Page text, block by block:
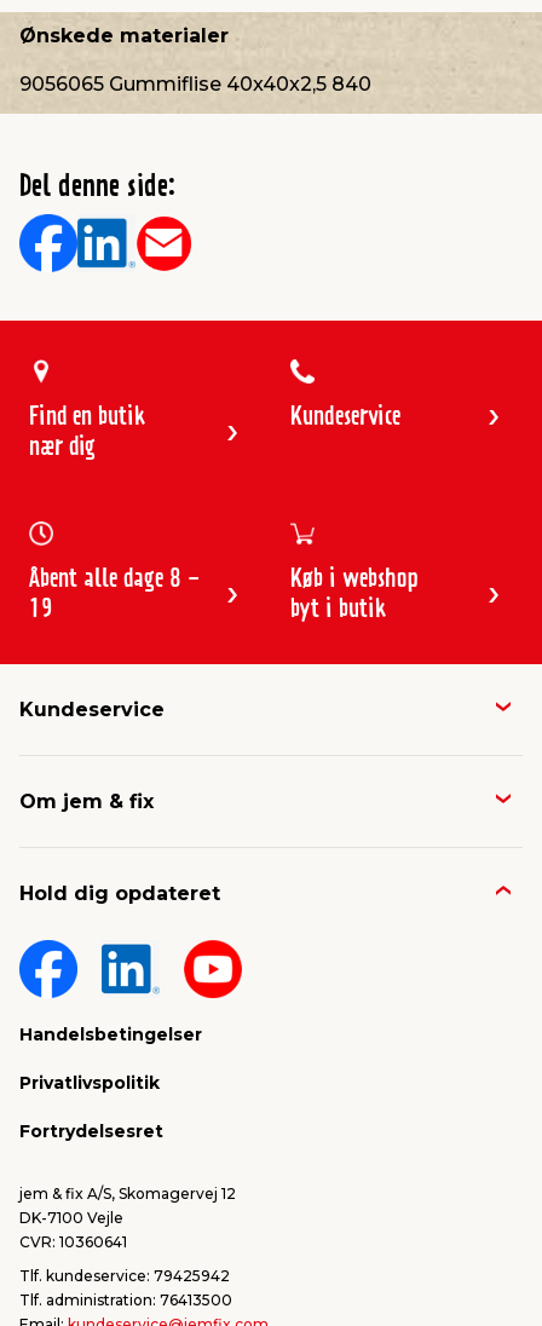
Ønskede materialer
9056065 Gummiflise 40x40x2,5 840
Del denne side:
Find en butik
nær dig
Kundeservice
Åbent alle dage 8 -
19
Køb i webshop
byt i butik
Kundeservice
Avisen
Fragt & levering
Om jem & fix
Nyheder & presse
Om jem & fix
Sponsorater & projekter
Hold dig opdateret
Handelsbetingelser
Privatlivspolitik
Fortrydelsesret
jem & fix A/S, Skomagervej 12
DK-7100 Vejle
CVR: 10360641
Tlf. kundeservice: 79425942
Tlf. administration: 76413500